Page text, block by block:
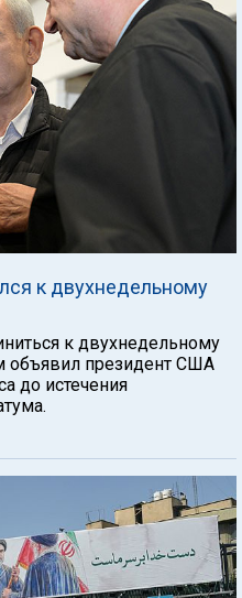
к двухнедельному
к двухнедельному
объявил президент США
до истечения